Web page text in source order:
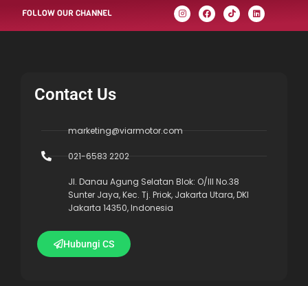
FOLLOW OUR CHANNEL
Contact Us
marketing@viarmotor.com
021-6583 2202
Jl. Danau Agung Selatan Blok: O/III No.38
Sunter Jaya, Kec. Tj. Priok, Jakarta Utara, DKI
Jakarta 14350, Indonesia
Hubungi CS